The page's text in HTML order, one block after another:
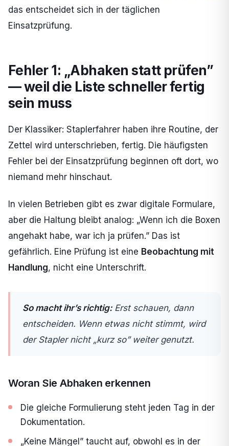
das entscheidet sich in der täglichen
Einsatzprüfung.
Fehler 1: „Abhaken statt prüfen”
— weil die Liste schneller fertig
sein muss
Der Klassiker: Staplerfahrer haben ihre Routine, der
Zettel wird unterschrieben, fertig. Die häufigsten
Fehler bei der Einsatzprüfung beginnen oft dort, wo
niemand mehr hinschaut.
In vielen Betrieben gibt es zwar digitale Formulare,
aber die Haltung bleibt analog: „Wenn ich die Boxen
angehakt habe, war ich ja prüfen.” Das ist
gefährlich. Eine Prüfung ist eine Beobachtung mit
Handlung, nicht eine Unterschrift.
So macht ihr’s richtig:Erst schauen, dann
entscheiden. Wenn etwas nicht stimmt, wird
der Stapler nicht „kurz so” weiter genutzt.
Woran Sie Abhaken erkennen
Die gleiche Formulierung steht jeden Tag in der
Dokumentation.
„Keine Mängel” taucht auf, obwohl es in der